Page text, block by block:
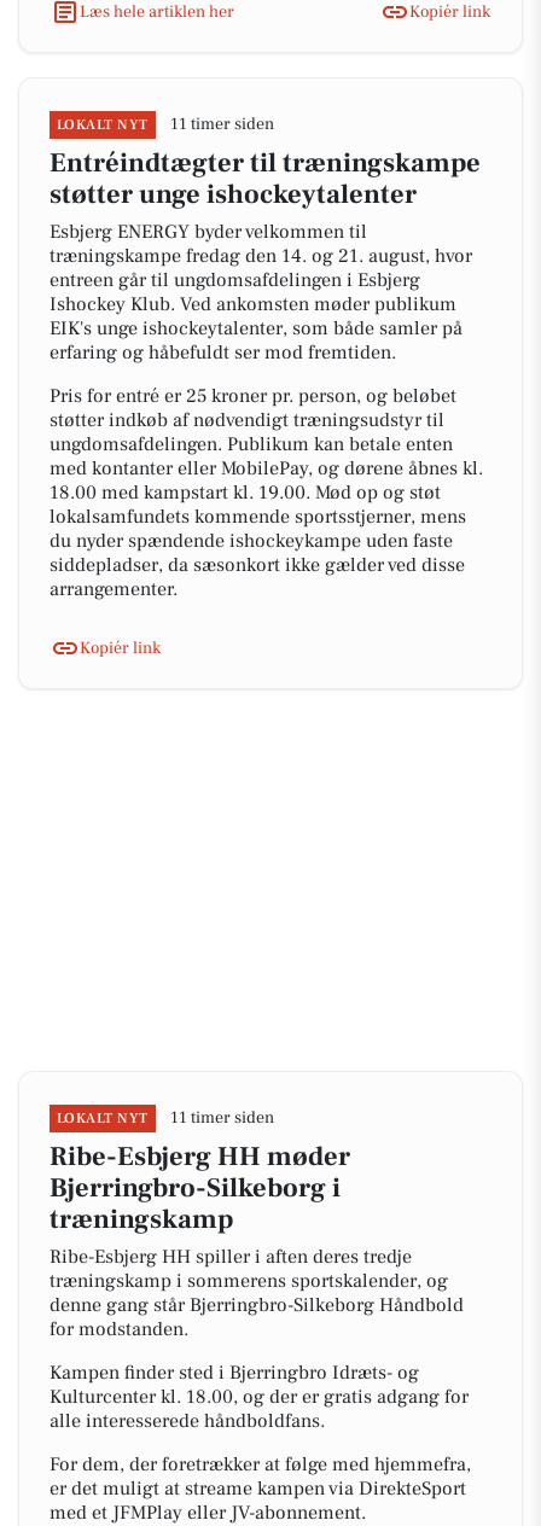
Læs hele artiklen her Kopiér link
LOKALT NYT 11 timer siden
Entréindtægter til træningskampe
støtter unge ishockeytalenter
Esbjerg ENERGY byder velkommen til
træningskampe fredag den 14. og 21. august, hvor
entreen går til ungdomsafdelingen i Esbjerg
Ishockey Klub. Ved ankomsten møder publikum
EIK's unge ishockeytalenter, som både samler på
erfaring og håbefuldt ser mod fremtiden.
Pris for entré er 25 kroner pr. person, og beløbet
støtter indkøb af nødvendigt træningsudstyr til
ungdomsafdelingen. Publikum kan betale enten
med kontanter eller MobilePay, og dørene åbnes kl.
18.00 med kampstart kl. 19.00. Mød op og støt
lokalsamfundets kommende sportsstjerner, mens
du nyder spændende ishockeykampe uden faste
siddepladser, da sæsonkort ikke gælder ved disse
arrangementer.
Kopiér link
LOKALT NYT 11 timer siden
Ribe-Esbjerg HH møder
Bjerringbro-Silkeborg i
træningskamp
Ribe-Esbjerg HH spiller i aften deres tredje
træningskamp i sommerens sportskalender, og
denne gang står Bjerringbro-Silkeborg Håndbold
for modstanden.
Kampen finder sted i Bjerringbro Idræts- og
Kulturcenter kl. 18.00, og der er gratis adgang for
alle interesserede håndboldfans.
For dem, der foretrækker at følge med hjemmefra,
er det muligt at streame kampen via DirekteSport
med et JFMPlay eller JV-abonnement.